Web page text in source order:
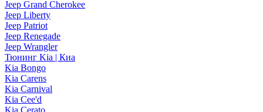
Jeep Grand Cherokee
Jeep Liberty
Jeep Patriot
Jeep Renegade
Jeep Wrangler
Тюнинг Kia | Киа
Kia Bongo
Kia Carens
Kia Carnival
Kia Cee'd
Kia Cerato